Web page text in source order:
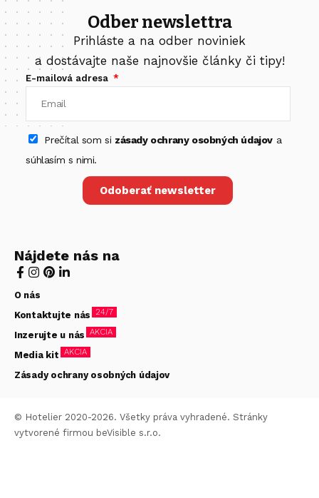
Odber newslettra
Prihláste a na odber noviniek
a dostávajte naše najnovšie články či tipy!
E-mailová adresa
Prečítal som si zásady ochrany osobných údajova
súhlasím s nimi.
Odoberať newsletter
Nájdete nás na
O nás
Kontaktujte nás 24/7
Inzerujte u nás AKCIA
Media kit AKCIA
Zásady ochrany osobných údajov
© Hotelier 2020-2026. Všetky práva vyhradené. Stránky
vytvorené firmou beVisible s.r.o.